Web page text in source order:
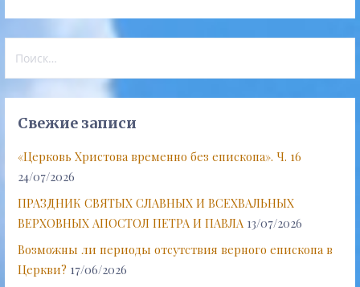
Свежие записи
«Церковь Христова временно без епископа». Ч. 16
24/07/2026
ПРАЗДНИК СВЯТЫХ СЛАВНЫХ И ВСЕХВАЛЬНЫХ
ВЕРХОВНЫХ АПОСТОЛ ПЕТРА И ПАВЛА 13/07/2026
Возможны ли периоды отсутствия верного епископа в
Церкви? 17/06/2026